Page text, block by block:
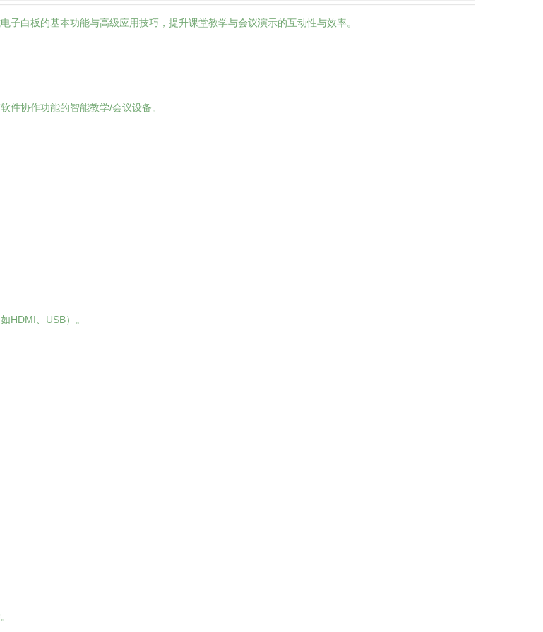
白板的基本功能与高级应用技巧，提升课堂教学与会议演示的互动性与效率。
件协作功能的智能教学/会议设备。
HDMI、USB）。